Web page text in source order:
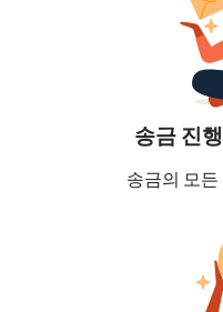
송금 진
송금의 모